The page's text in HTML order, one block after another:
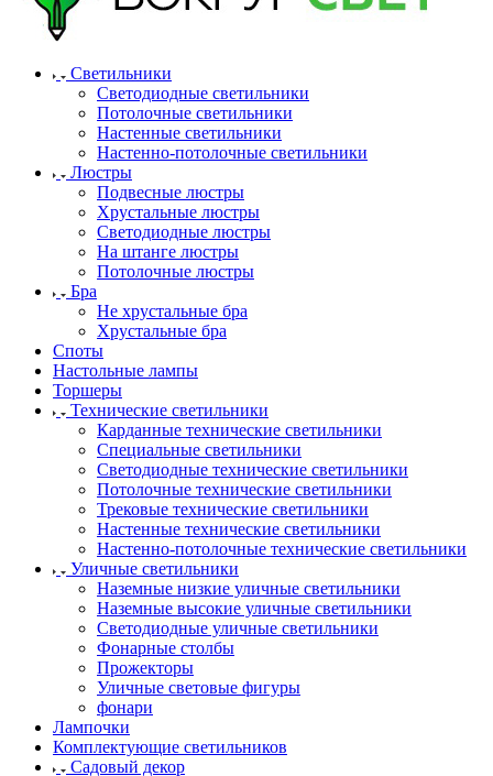
Светильники
Светодиодные светильники
Потолочные светильники
Настенные светильники
Настенно-потолочные светильники
Люстры
Подвесные люстры
Хрустальные люстры
Светодиодные люстры
На штанге люстры
Потолочные люстры
Бра
Не хрустальные бра
Хрустальные бра
Споты
Настольные лампы
Торшеры
Технические светильники
Карданные технические светильники
Специальные светильники
Светодиодные технические светильники
Потолочные технические светильники
Трековые технические светильники
Настенные технические светильники
Настенно-потолочные технические светильники
Уличные светильники
Наземные низкие уличные светильники
Наземные высокие уличные светильники
Светодиодные уличные светильники
Фонарные столбы
Прожекторы
Уличные световые фигуры
фонари
Лампочки
Комплектующие светильников
Садовый декор